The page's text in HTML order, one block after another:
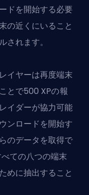
ドを開始する必要
の近くにいること
れます。
イヤーは再度端末
とで500 XPの報
イダーが協力可能
ンロードを開始す
のデータを取得で
ての八つの端末
めに抽出すること